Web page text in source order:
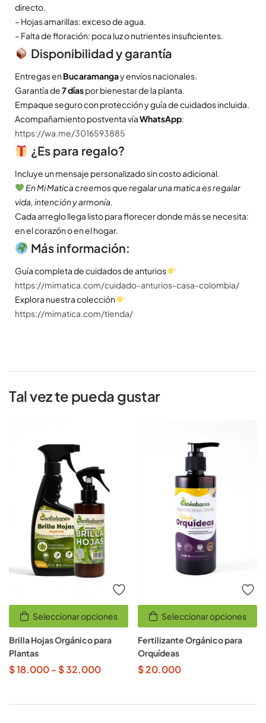
directo.
– Hojas amarillas: exceso de agua.
– Falta de floración: poca luz o nutrientes insuficientes.
Disponibilidad y garantía
Entregas en Bucaramangay envíos nacionales.
Garantía de7 díaspor bienestar de la planta.
Empaque seguro con protección y guía de cuidados incluida.
Acompañamiento postventa víaWhatsApp:
https://wa.me/3016593885
¿Es para regalo?
Incluye un mensaje personalizado sin costo adicional.
En Mi Matica creemos que regalar una matica es regalar
vida, intención y armonía.
Cada arreglo llega listo para florecer donde más se necesita:
en el corazón o en el hogar.
Más información:
Guía completa de cuidados de anturios
https://mimatica.com/cuidado-anturios-casa-colombia/
Explora nuestra colección
https://mimatica.com/tienda/
Tal vez te pueda gustar
Seleccionar opciones
Brilla Hojas Orgánico para
Plantas
$18.000- $32.000
Seleccionar opciones
Fertilizante Orgánico para
Orquídeas
$20.000